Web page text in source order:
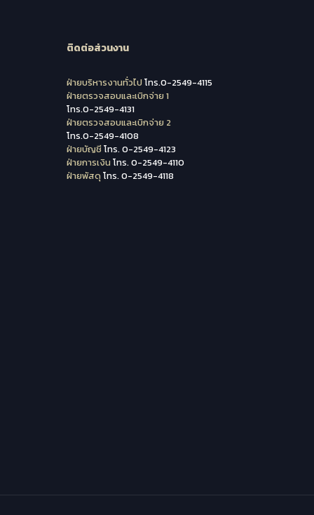
ติดต่อส่วนงาน
ฝ่ายบริหารงานทั่วไป โทร.0-2549-4115
ฝ่ายตรวจสอบและเบิกจ่าย 1
โทร.0-2549-4131
ฝ่ายตรวจสอบและเบิกจ่าย 2
โทร.0-2549-4108
ฝ่ายบัญชีโทร. 0-2549-4123
ฝ่ายการเงิน โทร. 0-2549-4110
ฝ่ายพัสดุ โทร. 0-2549-4118